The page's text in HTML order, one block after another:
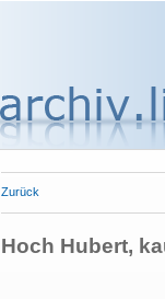
Zurück
Hoch Hubert,